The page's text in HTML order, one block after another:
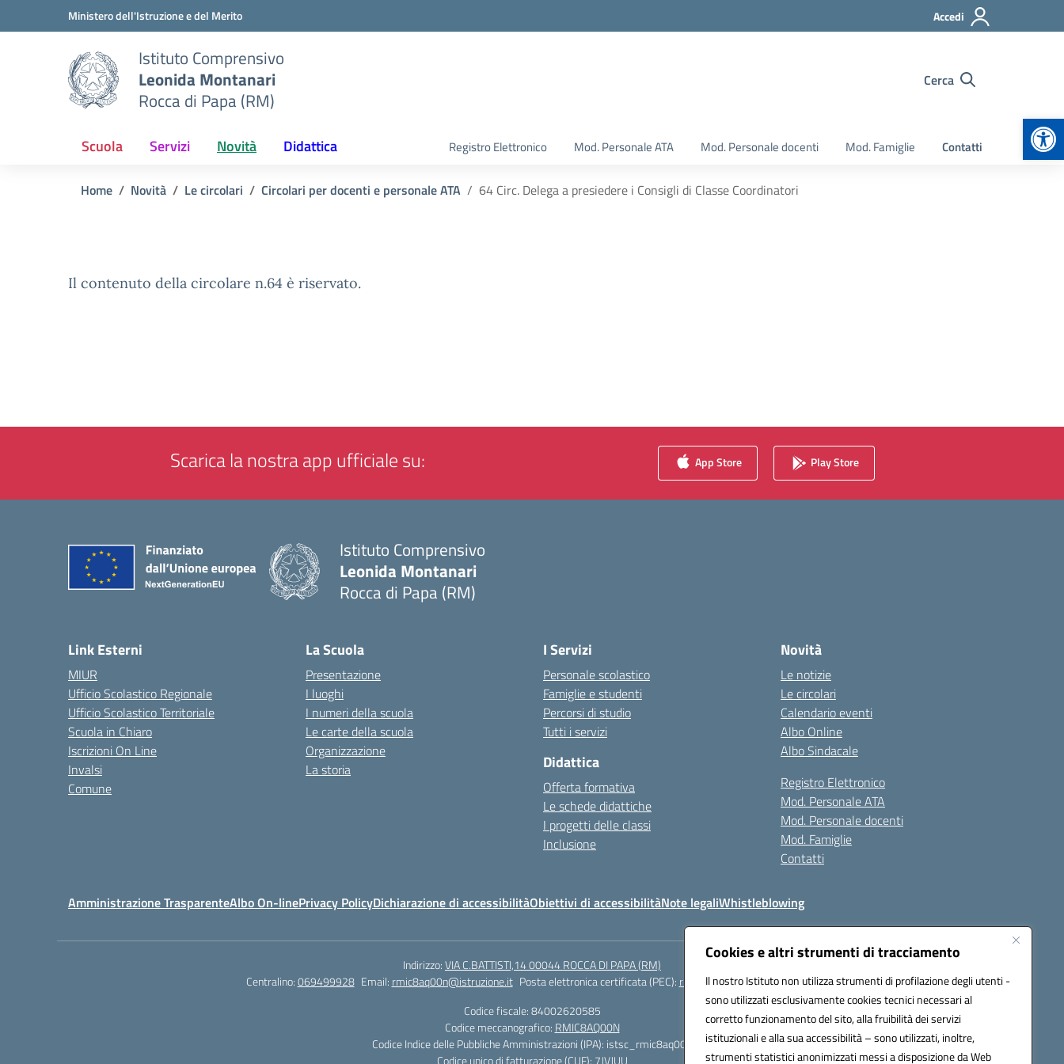
Cookies e altri strumenti di tracciamento
Il nostro Istituto non utilizza strumenti di profilazione degli utenti -
sono utilizzati esclusivamente cookies tecnici necessari al
corretto funzionamento del sito, alla fruibilità dei servizi
istituzionali e alla sua accessibilità – sono utilizzati, inoltre,
strumenti statistici anonimizzati messi a disposizione da Web
Vai ai contenuti
Vai al menu di navigazioneMinistero dell'Istruzione e del Merito Accedi
Istituto Comprensivo
Leonida Montanari
Rocca di Papa (RM)
Cerca
Scuola Servizi Novità Didattica Registro Elettronico Mod. Personale ATA Mod. Personale docenti Mod. Famiglie Contatti
Home Novità Le circolari Circolari per docenti e personale ATA 64 Circ. Delega a presiedere i Consigli di Classe Coordinatori
Il contenuto della circolare n.64 è riservato.
Scarica la nostra app ufficiale su: App Store Play Store
Istituto Comprensivo
Leonida Montanari
Rocca di Papa (RM)
Link Esterni
MIUR
Ufficio Scolastico Regionale
Ufficio Scolastico Territoriale
Scuola in Chiaro
Iscrizioni On Line
Invalsi
Comune
La Scuola
Presentazione
I luoghi
I numeri della scuola
Le carte della scuola
Organizzazione
La storia
I Servizi
Personale scolastico
Famiglie e studenti
Percorsi di studio
Tutti i servizi
Didattica
Offerta formativa
Le schede didattiche
I progetti delle classi
Inclusione
Novità
Le notizie
Le circolari
Calendario eventi
Albo Online
Albo Sindacale
Registro Elettronico
Mod. Personale ATA
Mod. Personale docenti
Mod. Famiglie
Contatti
Amministrazione TrasparenteAlbo On-linePrivacy PolicyDichiarazione di accessibilitàObiettivi di accessibilitàNote legaliWhistleblowing
Indirizzo:VIA C.BATTISTI,14 00044 ROCCA DI PAPA (RM)
Centralino:069499928 Email: rmic8aq00n@istruzione.it Posta elettronica certificata (PEC): rmic8aq00n@pec.istruzione.it
Codice fiscale: 84002620585
Codice meccanografico: RMIC8AQ00N
Codice Indice delle Pubbliche Amministrazioni (IPA): istsc_rmic8aq00n
Codice unico di fatturazione (CUF): 7JVJUU